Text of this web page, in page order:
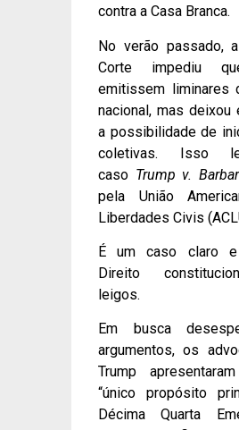
contra a Casa Branca.
No verão passado,
Corte impediu
emitissem liminares
nacional, mas deixou
a possibilidade de
coletivas. Isso
caso Trump v.
pela União
Liberdades Civis
É um caso claro e
Direito
leigos.
Em busca
argumentos, os
Trump
“único propósito
Décima Quarta